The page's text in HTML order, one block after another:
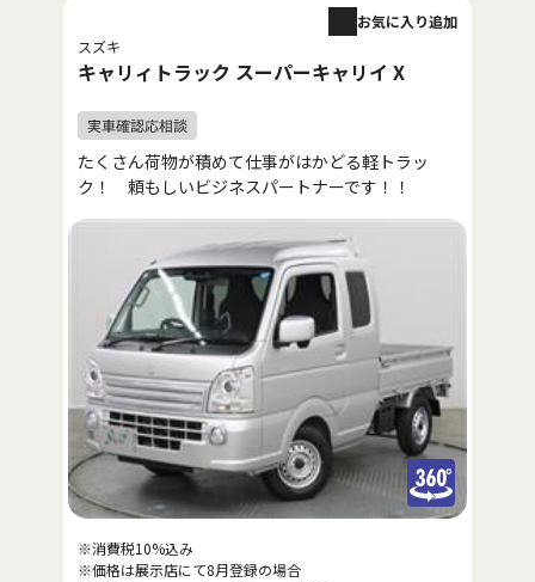
スズキ
キャリィトラック スーパーキャリイ X
お気に入り追加
たくさん荷物が積めて仕事がはかどる軽トラッ
ク！ 頼もしいビジネスパートナーです！！
※消費税10%込み
※価格は展示店にて8月登録の場合